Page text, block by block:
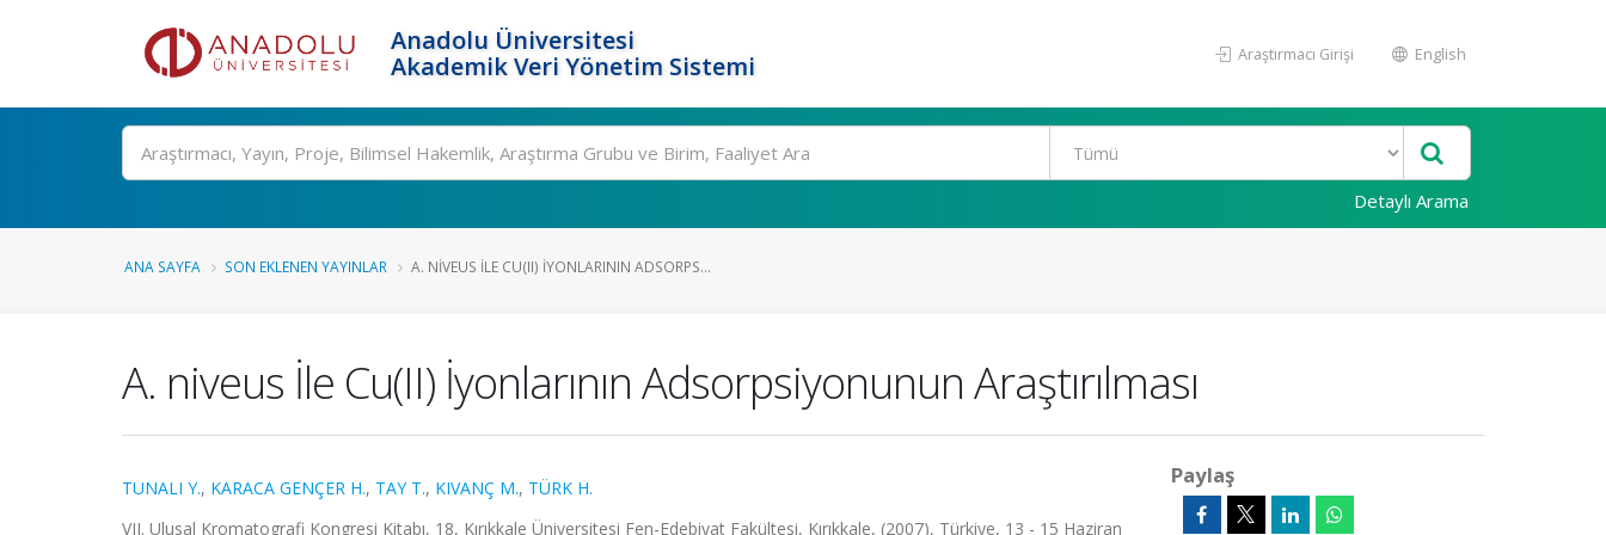
Anadolu Üniversitesi
Akademik Veri Yönetim Sistemi
Araştırmacı Girişi English
Ara
Detaylı Arama
ANA SAYFA SON EKLENEN YAYINLAR A. NIVEUS İLE CU(II) İYONLARININ ADSORPS...
A. niveus İle Cu(II) İyonlarının Adsorpsiyonunun Araştırılması
TUNALI Y., KARACA GENÇER H., TAY T., KIVANÇ M., TÜRK H.
VII. Ulusal Kromatografi Kongresi Kitabı, 18, Kırıkkale Üniversitesi Fen-Edebiyat Fakültesi, Kırıkkale, (2007), Türkiye, 13 - 15 Haziran
Paylaş